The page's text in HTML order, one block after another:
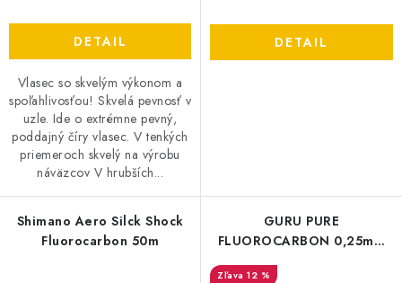
DETAIL
Vlasec so skvelým výkonom a
spoľahlivosťou! Skvelá pevnosť v
uzle. Ide o extrémne pevný,
poddajný číry vlasec. V tenkých
priemeroch skvelý na výrobu
náväzcov V hrubších...
DETAIL
Shimano Aero Silck Shock
Fluorocarbon 50m
GURU PURE
FLUOROCARBON 0,25mm
12 %